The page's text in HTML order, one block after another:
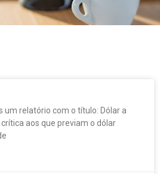
um relatório com o título: Dólar a
aos que previam o dólar